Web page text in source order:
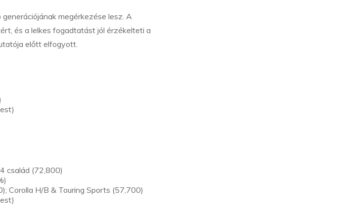
megérkezése lesz. A
és a lelkes fogadtatást jól érzékelteti a
előtt elfogyott.
család (72,800)
Corolla H/B & Touring Sports (57,700)